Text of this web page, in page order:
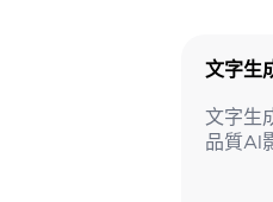
文字生
文字生
品質AI